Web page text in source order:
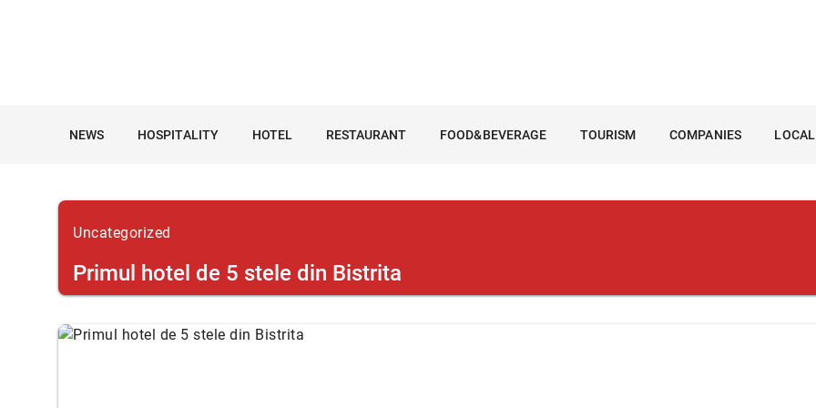
NEWS HOSPITALITY HOTEL RESTAURANT FOOD&BEVERAGE TOURISM COMPANIES
Uncategorized
Primul hotel de 5 stele din Bistrita